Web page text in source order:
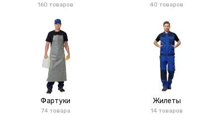
160 товаров 40 товаров
Фартуки
74 товара
Жилеты
14 товаров